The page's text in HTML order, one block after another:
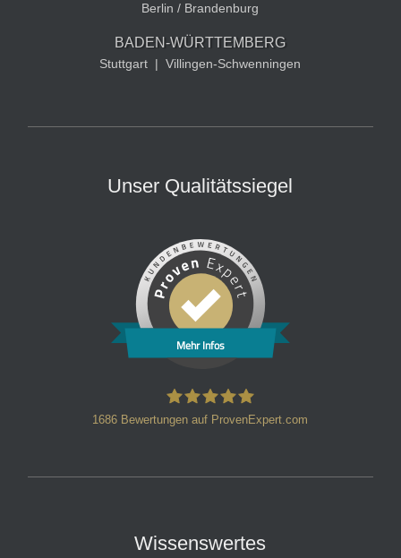
Berlin / Brandenburg
BADEN-WÜRTTEMBERG
Stuttgart | Villingen-Schwenningen
Unser Qualitätssiegel
Mehr Infos
1686 Bewertungen auf ProvenExpert.com
Wissenswertes